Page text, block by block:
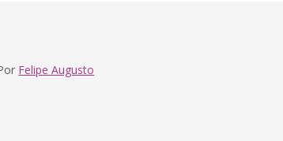
Felipe Augusto